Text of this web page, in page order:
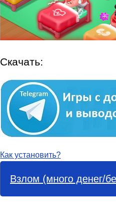
Скачать:
Как установить?
Взлом (много денег/